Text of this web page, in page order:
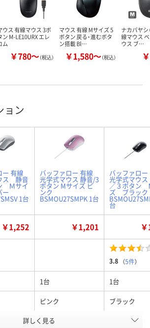
ウス 有線マウス 3ボ
ン M-LE10URX エレ
ム
￥780～（税込）
マウス 有線 Mサイズ 5
ボタン 戻る・進むボタ
ン搭載 Bl…
￥1,580～（税込）
ナカバヤシ
線マウス
ウス ブ…
ョン
ー 有線
ス 静音
Ｍサイ
1台
バッファロー 有線
光学式マウス 静音/3
ボタン Mサイズ ピ
ンク
BSMOU27SMPK 1台
バッファロー
光学式マウ
／３ボタン
ズ ブラック
台
￥1,252 ￥1,201
3.8 （5件）
1台 1台
ピンク ブラック
A062330 A062328
詳しく見る